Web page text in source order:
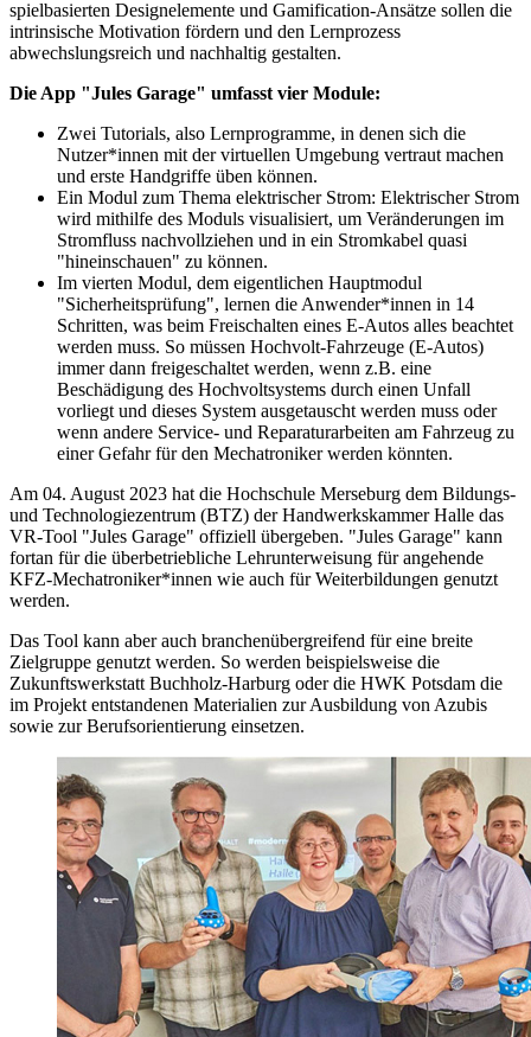
spielbasierten Designelemente und Gamification-Ansätze sollen die
intrinsische Motivation fördern und den Lernprozess
abwechslungsreich und nachhaltig gestalten.
Die App "Jules Garage" umfasst vier Module:
Zwei Tutorials, also Lernprogramme, in denen sich die
Nutzer*innen mit der virtuellen Umgebung vertraut machen
und erste Handgriffe üben können.
Ein Modul zum Thema elektrischer Strom: Elektrischer Strom
wird mithilfe des Moduls visualisiert, um Veränderungen im
Stromfluss nachvollziehen und in ein Stromkabel quasi
"hineinschauen" zu können.
Im vierten Modul, dem eigentlichen Hauptmodul
"Sicherheitsprüfung", lernen die Anwender*innen in 14
Schritten, was beim Freischalten eines E-Autos alles beachtet
werden muss. So müssen Hochvolt-Fahrzeuge (E-Autos)
immer dann freigeschaltet werden, wenn z.B. eine
Beschädigung des Hochvoltsystems durch einen Unfall
vorliegt und dieses System ausgetauscht werden muss oder
wenn andere Service- und Reparaturarbeiten am Fahrzeug zu
einer Gefahr für den Mechatroniker werden könnten.
Am 04. August 2023 hat die Hochschule Merseburg dem Bildungs-
und Technologiezentrum (BTZ) der Handwerkskammer Halle das
VR-Tool "Jules Garage" offiziell übergeben. "Jules Garage" kann
fortan für die überbetriebliche Lehrunterweisung für angehende
KFZ-Mechatroniker*innen wie auch für Weiterbildungen genutzt
werden.
Das Tool kann aber auch branchenübergreifend für eine breite
Zielgruppe genutzt werden. So werden beispielsweise die
Zukunftswerkstatt Buchholz-Harburg oder die HWK Potsdam die
im Projekt entstandenen Materialien zur Ausbildung von Azubis
sowie zur Berufsorientierung einsetzen.